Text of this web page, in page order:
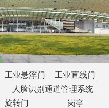
工业悬浮门
工业直线门
人脸识别通道管理系统
旋转门 岗亭